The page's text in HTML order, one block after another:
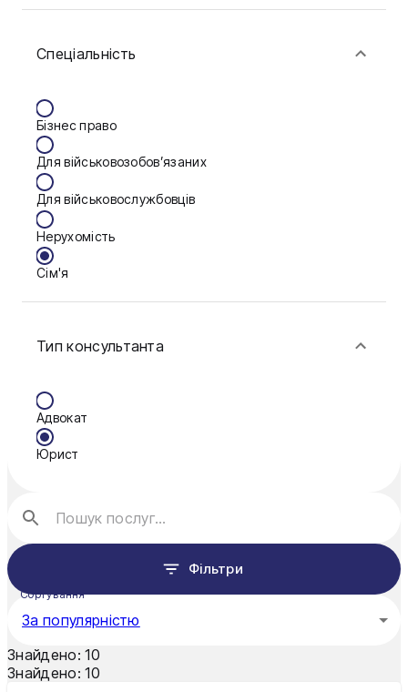
Васильків
Запоріжжя
Калуш
Кам'янське
Краматорськ
Кременчук
Луцьк
Нікополь
Одеса
Ужгород
Харків
Спеціальність
Бізнес право
Для військовозобов’язаних
Для військовослужбовців
Нерухомість
Сім'я
Тип консультанта
Адвокат
Юрист
Фільтри
Сортування
За популярністю
Знайдено: 10
Знайдено: 10